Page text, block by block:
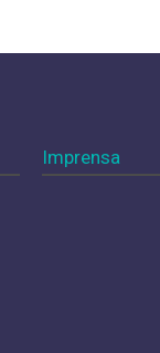
Imprensa